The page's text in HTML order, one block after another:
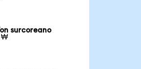
surcoreano
₩